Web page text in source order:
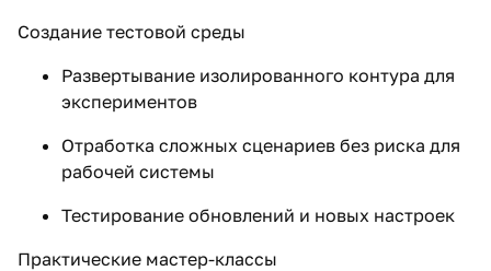
Создание тестовой среды
Развертывание изолированного контура для
экспериментов
Отработка сложных сценариев без риска для
рабочей системы
Тестирование обновлений и новых настроек
Практические мастер-классы